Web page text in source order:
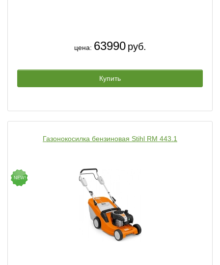
цена: 63990 руб.
Купить
Газонокосилка бензиновая Stihl RM 443.1
NEW!